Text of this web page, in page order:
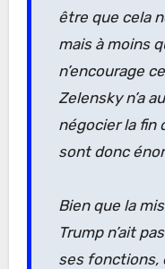
être que cela
mais à moins
n’encourage
Zelensky n’a
négocier la fin
sont donc
Bien que la
Trump n’ait
ses fonctions,